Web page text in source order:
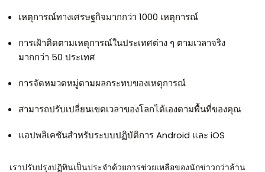
เหตุการณ์ทางเศรษฐกิจมากกว่า 1000 เหตุการณ์
การเฝ้าติดตามเหตุการณ์ในประเทศต่าง ๆ ตามเวลาจริง
มากกว่า 50 ประเทศ
การจัดหมวดหมู่ตามผลกระทบของเหตุการณ์
สามารถปรับเปลี่ยนเขตเวลาของโลกได้เองตามพื้นที่ของคุณ
แอปพลิเคชันสำหรับระบบปฏิบัติการ Android และ iOS
เราปรับปรุงปฏิทินเป็นประจำด้วยการช่วยเหลือของนักข่าวกว่าล้าน